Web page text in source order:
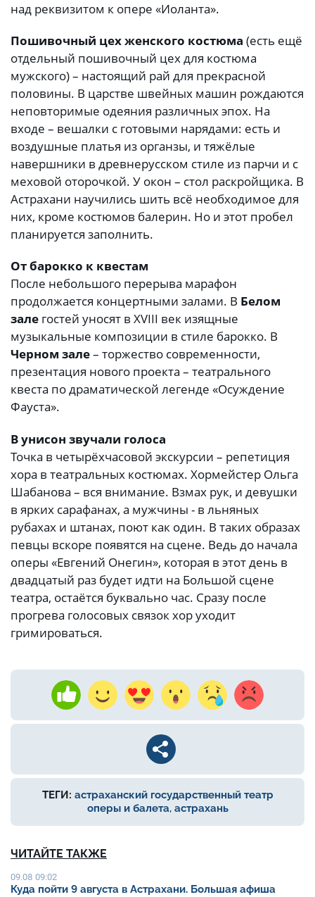
над реквизитом к опере «Иоланта».
Пошивочный цех женского костюма (есть ещё
отдельный пошивочный цех для костюма
мужского) – настоящий рай для прекрасной
половины. В царстве швейных машин рождаются
неповторимые одеяния различных эпох. На
входе – вешалки с готовыми нарядами: есть и
воздушные платья из органзы, и тяжёлые
навершники в древнерусском стиле из парчи и с
меховой оторочкой. У окон – стол раскройщика. В
Астрахани научились шить всё необходимое для
них, кроме костюмов балерин. Но и этот пробел
планируется заполнить.
От барокко к квестам
После небольшого перерыва марафон
продолжается концертными залами. В Белом
зале гостей уносят в XVIII век изящные
музыкальные композиции в стиле барокко. В
Черном зале– торжество современности,
презентация нового проекта – театрального
квеста по драматической легенде «Осуждение
Фауста».
В унисон звучали голоса
Точка в четырёхчасовой экскурсии – репетиция
хора в театральных костюмах. Хормейстер Ольга
Шабанова – вся внимание. Взмах рук, и девушки
в ярких сарафанах, а мужчины - в льняных
рубахах и штанах, поют как один. В таких образах
певцы вскоре появятся на сцене. Ведь до начала
оперы «Евгений Онегин», которая в этот день в
двадцатый раз будет идти на Большой сцене
театра, остаётся буквально час. Сразу после
прогрева голосовых связок хор уходит
гримироваться.
ТЕГИ: астраханский государственный театр
оперы и балета, астрахань
ЧИТАЙТЕ ТАКЖЕ
09.08 09:02
Куда пойти 9 августа в Астрахани. Большая афиша